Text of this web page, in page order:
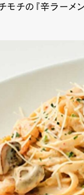
モチの『辛ラーメ